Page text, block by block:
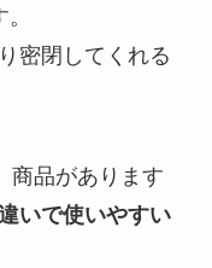
密閉してくれる
商品があります
いで使いやすい